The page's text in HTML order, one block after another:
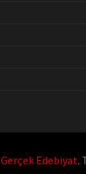
Gerçek Edebiyat.